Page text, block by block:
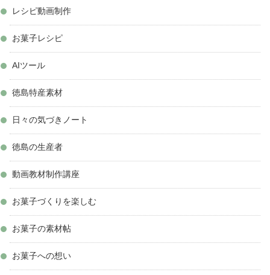
レシピ動画制作
お菓子レシピ
AIツール
徳島特産素材
日々の気づきノート
徳島の生産者
動画教材制作講座
お菓子づくりを楽しむ
お菓子の素材帖
お菓子への想い